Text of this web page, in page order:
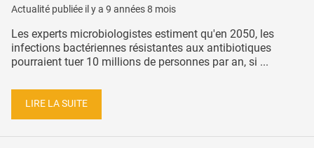
Actualité publiée il y a 9 années 8 mois
Les experts microbiologistes estiment qu'en 2050, les
infections bactériennes résistantes aux antibiotiques
pourraient tuer 10 millions de personnes par an, si ...
LIRE LA SUITE